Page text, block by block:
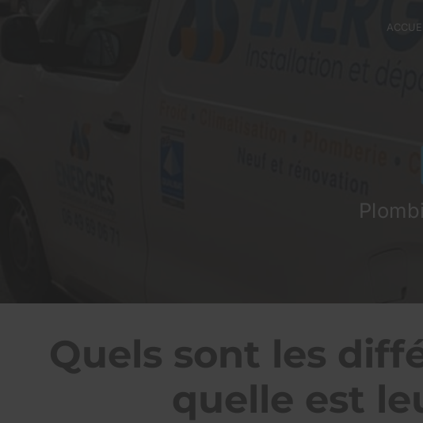
Quels sont les
quelle est